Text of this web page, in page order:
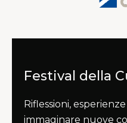
Festival della
Riflessioni,
immaginare nuove